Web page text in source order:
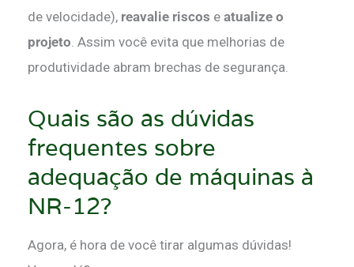
de velocidade), reavalie riscos e atualize o
projeto . Assim você evita que melhorias de
produtividade abram brechas de segurança.
Quais são as dúvidas
frequentes sobre
adequação de máquinas à
NR-12?
Agora, é hora de você tirar algumas dúvidas!